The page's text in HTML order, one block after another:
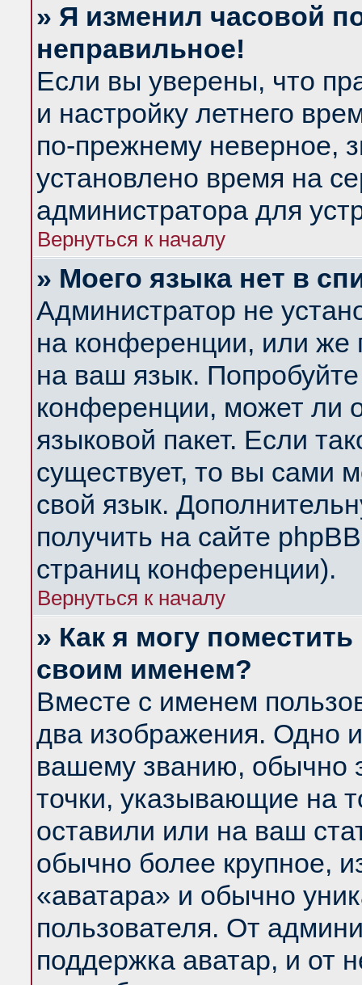
» Я изменил часовой
неправильное!
Если вы уверены, что
и настройку летнего
по-прежнему неверное,
установлено время на
администратора для
Вернуться к началу
» Моего языка нет в
Администратор не
на конференции, или же
на ваш язык.
конференции, может ли
языковой пакет. Если
существует, то вы сами
свой язык.
получить на сайте
страниц конференции).
Вернуться к началу
» Как я могу
своим именем?
Вместе с именем
два изображения. Одно
вашему званию, обычно
точки, указывающие на
оставили или на ваш
обычно более крупное,
«аватара» и обычно
пользователя. От
поддержка аватар, и от